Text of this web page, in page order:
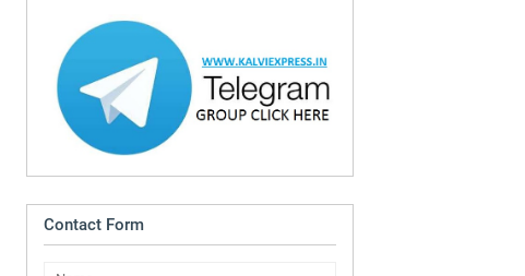
Contact Form